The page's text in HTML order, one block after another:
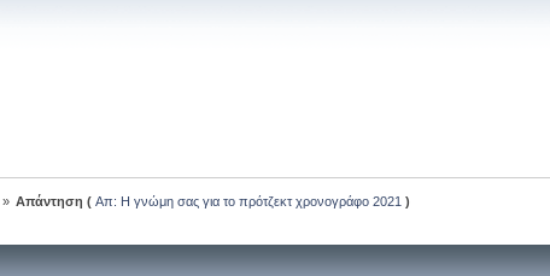
» Απάντηση (Απ: Η γνώμη σας για το πρότζεκτ χρονογράφο 2021 )